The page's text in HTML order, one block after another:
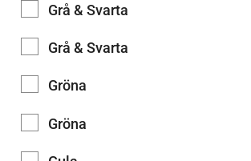
Grå & Svarta
Grå & Svarta
Gröna
Gröna